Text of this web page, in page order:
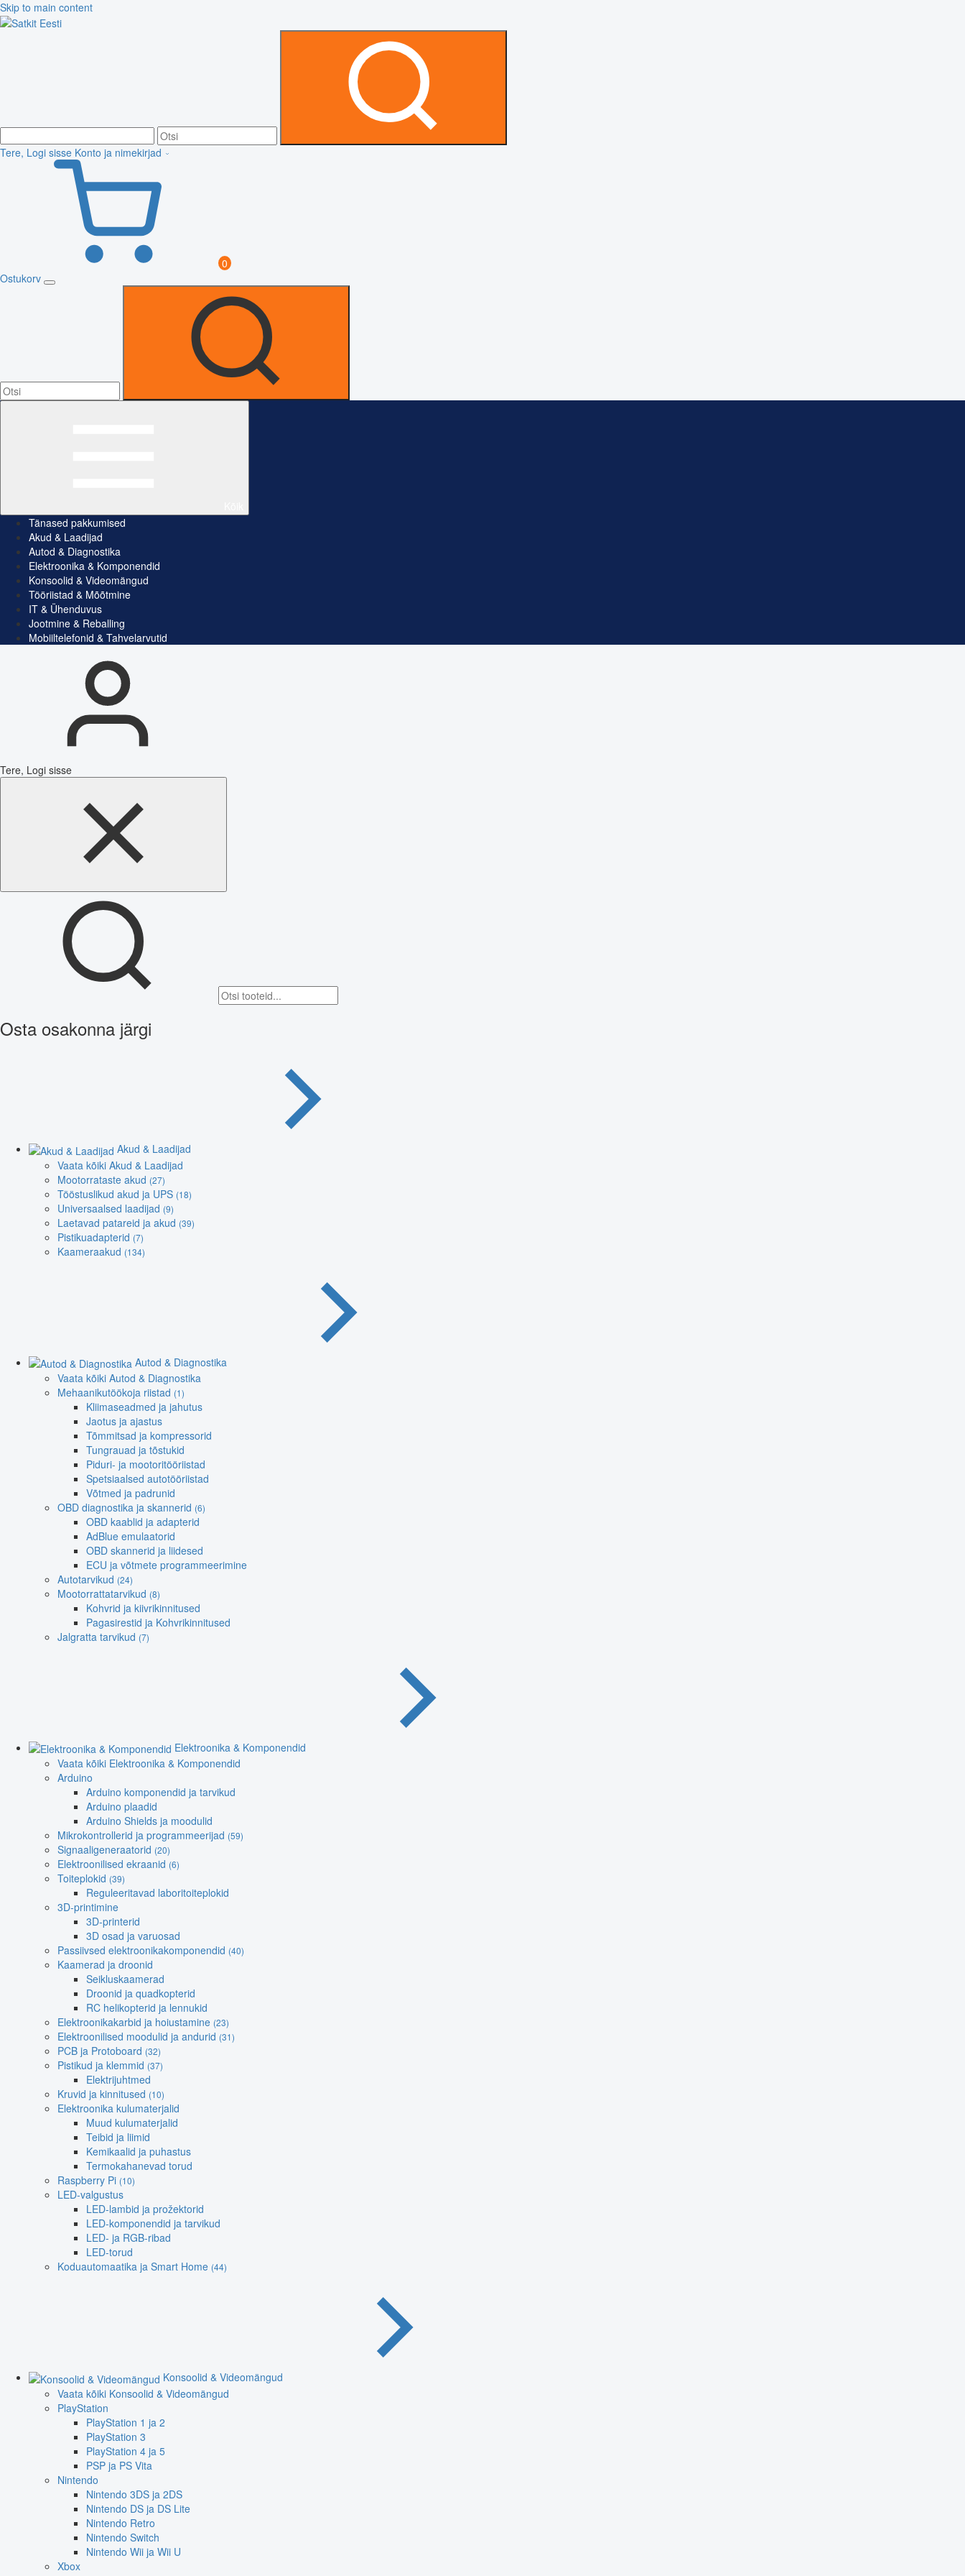
Skip to main content
Tere, Logi sisse Konto ja nimekirjad
0
Ostukorv
Tänased pakkumised
Akud & Laadijad
Autod & Diagnostika
Elektroonika & Komponendid
Konsoolid & Videomängud
Tööriistad & Mõõtmine
IT & Ühenduvus
Jootmine & Reballing
Mobiiltelefonid & Tahvelarvutid
Tere, Logi sisse
Osta osakonna järgi
Akud & Laadijad
Vaata kõiki Akud & Laadijad
Mootorrataste akud (27)
Tööstuslikud akud ja UPS (18)
Universaalsed laadijad (9)
Laetavad patareid ja akud (39)
Pistikuadapterid (7)
Kaameraakud (134)
Autod & Diagnostika
Vaata kõiki Autod & Diagnostika
Mehaanikutöökoja riistad (1)
Kliimaseadmed ja jahutus
Jaotus ja ajastus
Tõmmitsad ja kompressorid
Tungrauad ja tõstukid
Piduri- ja mootoritööriistad
Spetsiaalsed autotööriistad
Võtmed ja padrunid
OBD diagnostika ja skannerid (6)
OBD kaablid ja adapterid
AdBlue emulaatorid
OBD skannerid ja liidesed
ECU ja võtmete programmeerimine
Autotarvikud (24)
Mootorrattatarvikud (8)
Kohvrid ja kiivrikinnitused
Pagasirestid ja Kohvrikinnitused
Jalgratta tarvikud (7)
Elektroonika & Komponendid
Vaata kõiki Elektroonika & Komponendid
Arduino
Arduino komponendid ja tarvikud
Arduino plaadid
Arduino Shields ja moodulid
Mikrokontrollerid ja programmeerijad (59)
Signaaligeneraatorid (20)
Elektroonilised ekraanid (6)
Toiteplokid (39)
Reguleeritavad laboritoiteplokid
3D-printimine
3D-printerid
3D osad ja varuosad
Passiivsed elektroonikakomponendid (40)
Kaamerad ja droonid
Seikluskaamerad
Droonid ja quadkopterid
RC helikopterid ja lennukid
Elektroonikakarbid ja hoiustamine (23)
Elektroonilised moodulid ja andurid (31)
PCB ja Protoboard (32)
Pistikud ja klemmid (37)
Elektrijuhtmed
Kruvid ja kinnitused (10)
Elektroonika kulumaterjalid
Muud kulumaterjalid
Teibid ja liimid
Kemikaalid ja puhastus
Termokahanevad torud
Raspberry Pi (10)
LED-valgustus
LED-lambid ja prožektorid
LED-komponendid ja tarvikud
LED- ja RGB-ribad
LED-torud
Koduautomaatika ja Smart Home (44)
Konsoolid & Videomängud
Vaata kõiki Konsoolid & Videomängud
PlayStation
PlayStation 1 ja 2
PlayStation 3
PlayStation 4 ja 5
PSP ja PS Vita
Nintendo
Nintendo 3DS ja 2DS
Nintendo DS ja DS Lite
Nintendo Retro
Nintendo Switch
Nintendo Wii ja Wii U
Xbox